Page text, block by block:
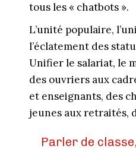
tous les «
L’unité populaire,
l’éclatement des
Unifier le salariat, le
des ouvriers aux
et enseignants, des
jeunes aux retraités,
Parler de